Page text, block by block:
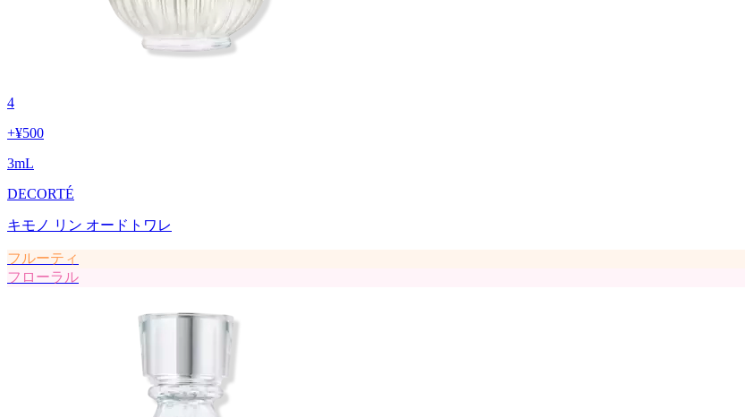
4
+¥500
3mL
DECORTÉ
キモノ リン オードトワレ
フルーティ
フローラル